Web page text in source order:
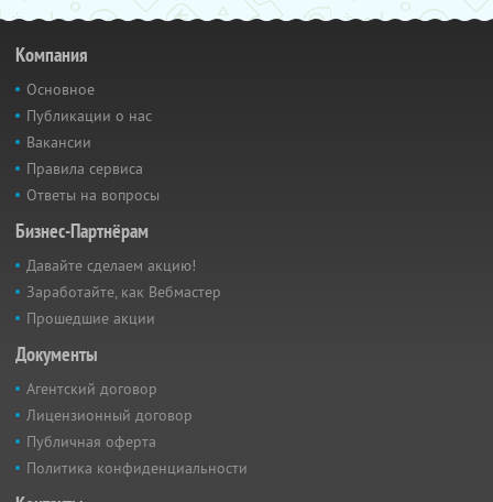
Компания
Основное
Публикации о нас
Вакансии
Правила сервиса
Ответы на вопросы
Бизнес-Партнёрам
Давайте сделаем акцию!
Заработайте, как Вебмастер
Прошедшие акции
Документы
Агентский договор
Лицензионный договор
Публичная оферта
Политика конфиденциальности